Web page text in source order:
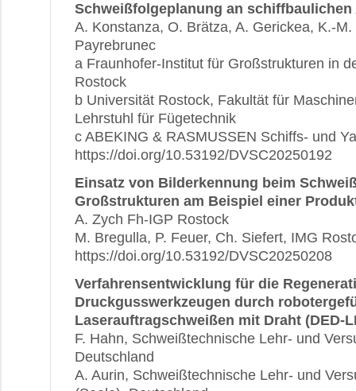
Schweißfolgeplanung an
A. Konstanza, O. Brätza, A. Gerickea, K.-
Payrebrunec
a Fraunhofer-Institut für Großstrukturen in
Rostock
b Universität Rostock, Fakultät für
Lehrstuhl für Fügetechnik
c ABEKING & RASMUSSEN Schiffs- und
https://doi.org/10.53192/DVSC20250192
Einsatz von Bilderkennung beim
Großstrukturen am Beispiel einer
A. Zych Fh-IGP Rostock
M. Bregulla, P. Feuer, Ch. Siefert, IMG
https://doi.org/10.53192/DVSC20250208
Verfahrensentwicklung für die
Druckgusswerkzeugen durch
Laserauftragschweißen mit Draht (DED-
F. Hahn, Schweißtechnische Lehr- und
Deutschland
A. Aurin, Schweißtechnische Lehr- und